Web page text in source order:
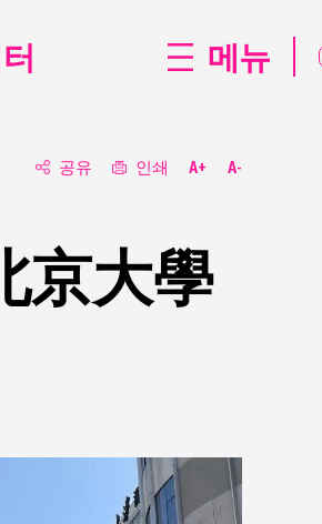
공유 인쇄 A+ A-
京大學
메뉴